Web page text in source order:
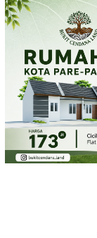
Loncat
ke